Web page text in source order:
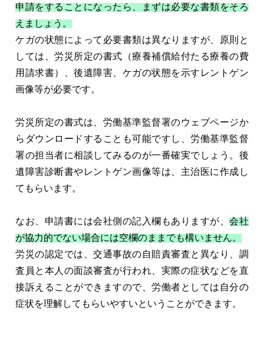
申請をすることになったら、まずは必要な書類をそろ
えましょう。
ケガの状態によって必要書類は異なりますが、原則と
しては、労災所定の書式（療養補償給付たる療養の費
用請求書）、後遺障害、ケガの状態を示すレントゲン
画像等が必要です。
労災所定の書式は、労働基準監督署のウェブページか
らダウンロードすることも可能ですし、労働基準監督
署の担当者に相談してみるのが一番確実でしょう。後
遺障害診断書やレントゲン画像等は、主治医に作成し
てもらいます。
なお、申請書には会社側の記入欄もありますが、会社
が協力的でない場合には空欄のままでも構いません。
労災の認定では、交通事故の自賠責審査と異なり、調
査員と本人の面談審査が行われ、実際の症状などを直
接訴えることができますので、労働者としては自分の
症状を理解してもらいやすいということができます。